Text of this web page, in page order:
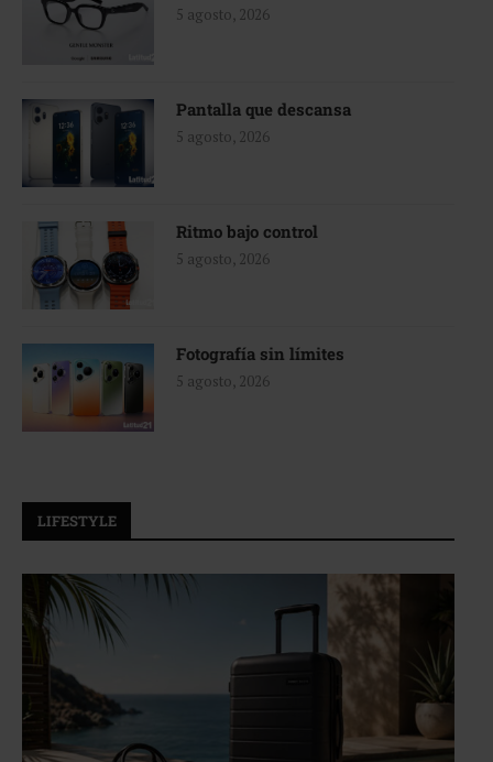
5 agosto, 2026
Pantalla que descansa
5 agosto, 2026
Ritmo bajo control
5 agosto, 2026
Fotografía sin límites
5 agosto, 2026
LIFESTYLE